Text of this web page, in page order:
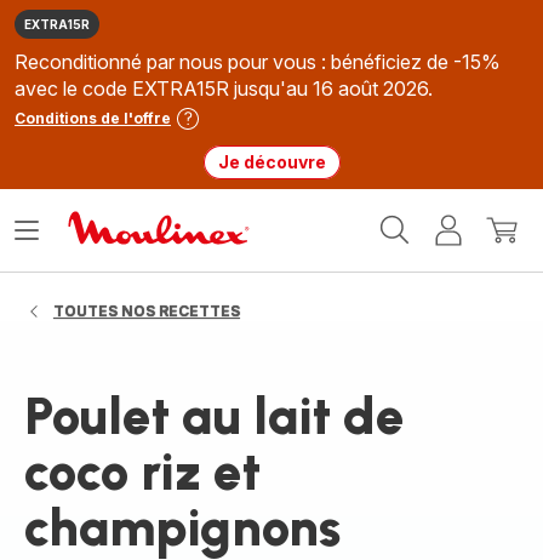
EXTRA15R
Reconditionné par nous pour vous : bénéficiez de -15%
avec le code EXTRA15R jusqu'au 16 août 2026.
Conditions de l'offre
Je découvre
MonMon
Ouvrir
TOUTES NOS RECETTES
Poulet au lait de
coco riz et
champignons